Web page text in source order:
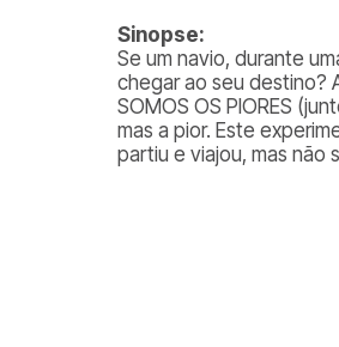
Sinopse:
Se um navio, durante
chegar ao seu destino?
SOMOS OS PIORES
mas a pior. Este
partiu e viajou, mas não